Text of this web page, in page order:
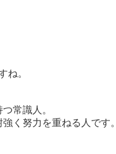
ね。
常識人 。
く努力を重ねる人です。